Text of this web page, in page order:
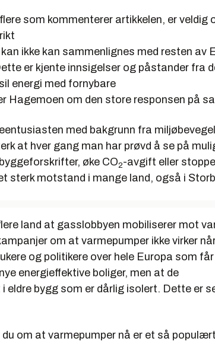
som kommenterer artikkelen, er
kan ikke kan sammenlignes med resten av
er kjente innsigelser og påstander fra
energi med fornybare
Hagemoen om den store responsen på
med bakgrunn fra
at hver gang man har prøvd å se på
øke CO2-avgift eller
sterk motstand i mange land, også i
land at gasslobbyen mobiliserer mot
om at varmepumper ikke virker
og politikere over hele Europa som
energieffektive boliger, men at de
i eldre bygg som er dårlig isolert. Dette er
du om at varmepumper nå er et så